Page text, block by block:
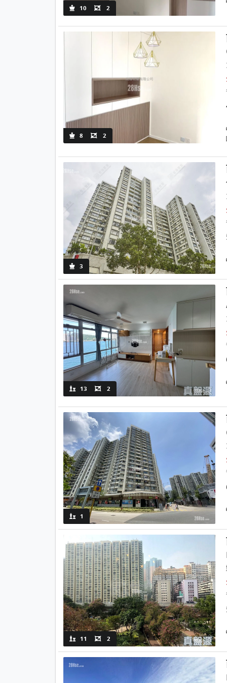
10 2
8 2
3
13 2
1
11 2